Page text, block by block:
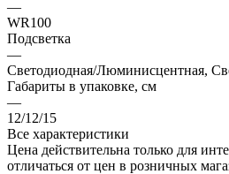
—
WR100
Подсветка
—
Светодиодная/Люминисцентная,
Габариты в упаковке, см
—
12/12/15
Все характеристики
Цена действительна только для
отличаться от цен в розничных